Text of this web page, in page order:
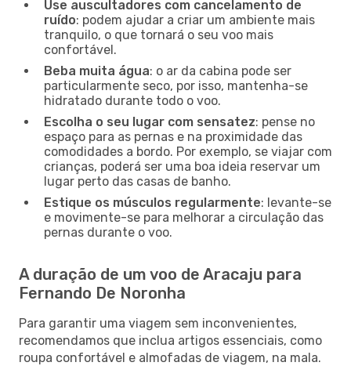
Use auscultadores com cancelamento de
ruído: podem ajudar a criar um ambiente mais
tranquilo, o que tornará o seu voo mais
confortável.
Beba muita água: o ar da cabina pode ser
particularmente seco, por isso, mantenha-se
hidratado durante todo o voo.
Escolha o seu lugar com sensatez: pense no
espaço para as pernas e na proximidade das
comodidades a bordo. Por exemplo, se viajar com
crianças, poderá ser uma boa ideia reservar um
lugar perto das casas de banho.
Estique os músculos regularmente: levante-se
e movimente-se para melhorar a circulação das
pernas durante o voo.
A duração de um voo de Aracaju para
Fernando De Noronha
Para garantir uma viagem sem inconvenientes,
recomendamos que inclua artigos essenciais, como
roupa confortável e almofadas de viagem, na mala.